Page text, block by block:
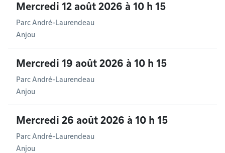
Mercredi 12 août 2026 à 10 h 15
Parc André-Laurendeau
Anjou
Mercredi 19 août 2026 à 10 h 15
Parc André-Laurendeau
Anjou
Mercredi 26 août 2026 à 10 h 15
Parc André-Laurendeau
Anjou